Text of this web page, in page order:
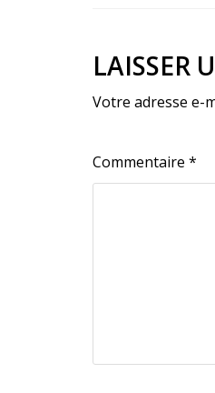
LAISSER
Votre adresse e-
Commentaire *